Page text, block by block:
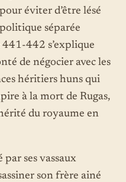
éviter d’être lésé
séparée
441-442 s’explique
de négocier avec les
héritiers huns qui
à la mort de Rugas,
du royaume en
ses vassaux
son frère ainé